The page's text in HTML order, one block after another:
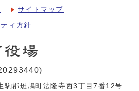
サイトマップ
ィ方針
駒郡斑鳩町法隆寺西3丁目7番12号